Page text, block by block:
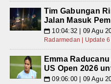
Tim Gabungan
Jalan Masuk
📅 10:04:32 | 09 Agu
Radarmedan | Update
Emma
US Open 2026
📅 09:06:00 | 09 Agu